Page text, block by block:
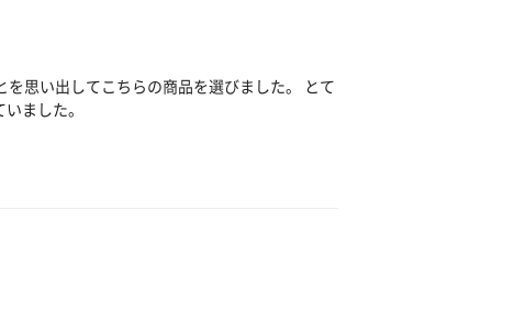
思い出してこちらの商品を選びました。 とて
ました。